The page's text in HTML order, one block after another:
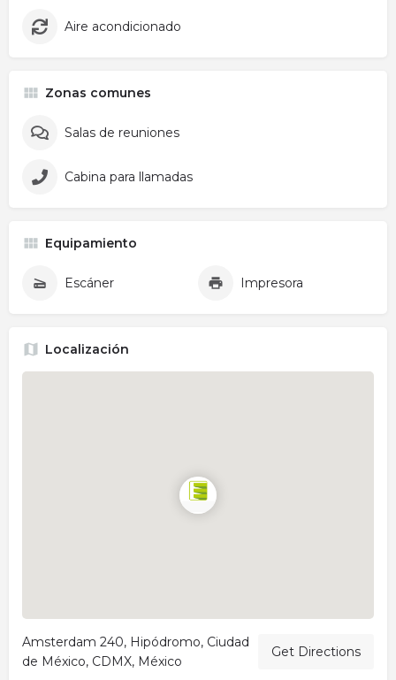
Aire acondicionado
Zonas comunes
Salas de reuniones
Cabina para llamadas
Equipamiento
Escáner Impresora
Localización
Amsterdam 240, Hipódromo, Ciudad
de México, CDMX, México
Get Directions